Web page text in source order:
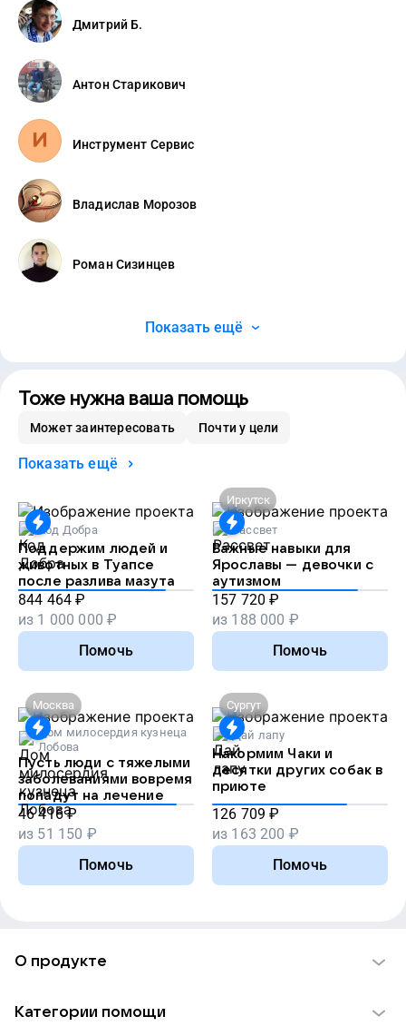
Дмитрий Б.
Антон Старикович
Инструмент Сервис
Владислав Морозов
Роман Сизинцев
Показать ещё
Тоже нужна ваша помощь
Может заинтересовать Почти у цели
Показать ещё
Код Добра
Поддержим людей и
животных в Туапсе
после разлива мазута
844 464 ₽
из 1 000 000 ₽
Помочь
Иркутск
Рассвет
Важные навыки для
Ярославы — девочки с
аутизмом
157 720 ₽
из 188 000 ₽
Помочь
Москва
Дом милосердия кузнеца
Лобова
Пусть люди с тяжелыми
заболеваниями вовремя
попадут на лечение
46 416 ₽
из 51 150 ₽
Помочь
Сургут
Дай лапу
Накормим Чаки и
десятки других собак в
приюте
126 709 ₽
из 163 200 ₽
Помочь
О продукте
Категории помощи